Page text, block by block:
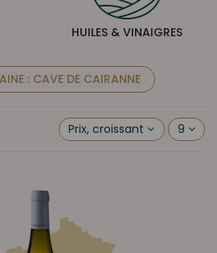
HUILES & VINAIGRES
: CAVE DE CAIRANNE
Prix, croissant 9